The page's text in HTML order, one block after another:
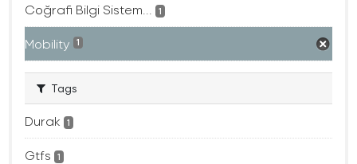
Coğrafi Bilgi Sistem... 1
Mobility 1
Tags
Durak 1
Gtfs 1